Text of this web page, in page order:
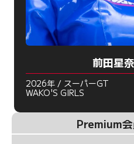
前田星奈
2026年 / スーパーGT
WAKO'S GIRLS
Premium